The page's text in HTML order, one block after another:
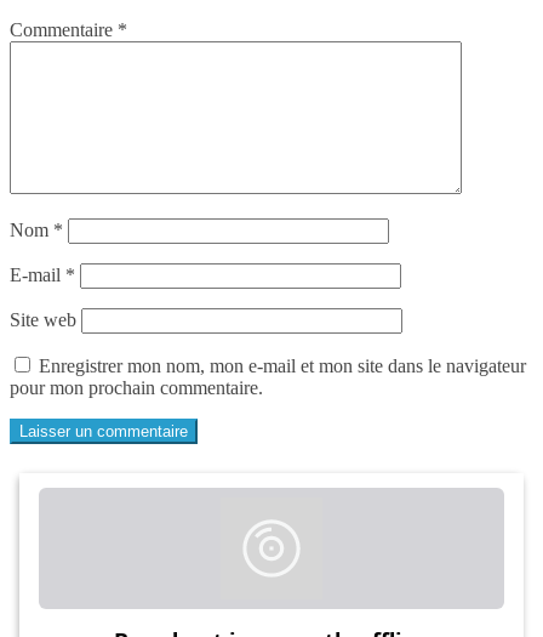
Commentaire *
Nom *
E-mail *
Site web
Enregistrer mon nom, mon e-mail et mon site dans le navigateur
pour mon prochain commentaire.